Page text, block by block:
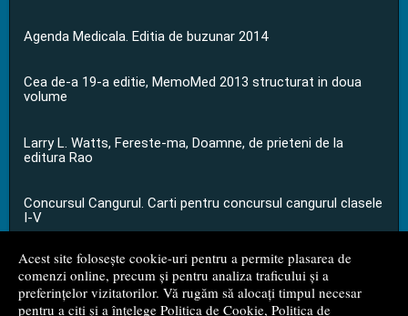
Acest site folosește cookie-uri pentru a permite plasarea de
comenzi online, precum și pentru analiza traficului și a
preferințelor vizitatorilor. Vă rugăm să alocați timpul necesar
pentru a citi și a înțelege Politica de Cookie, Politica de
Agenda Medicala. Editia de buzunar 2014
Cea de-a 19-a editie, MemoMed 2013 structurat in doua
volume
Larry L. Watts, Fereste-ma, Doamne, de prieteni de la
editura Rao
Concursul Cangurul. Carti pentru concursul cangurul clasele
I-V
...toate știrile